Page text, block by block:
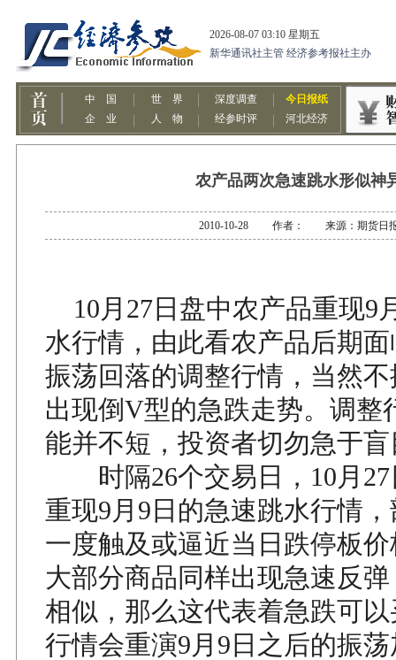
农产品两次急速跳水形似神
2010-10-28 作者： 来源：期货日
10月27日盘中农产品重现9
水行情，由此看农产品后期
振荡回落的调整行情，当然
出现倒V型的急跌走势。调整
能并不短，投资者切勿急于
时隔26个交易日，10月27
重现9月9日的急速跳水行情
一度触及或逼近当日跌停板
大部分商品同样出现急速反
相似，那么这代表着急跌可
行情会重演9月9日之后的振